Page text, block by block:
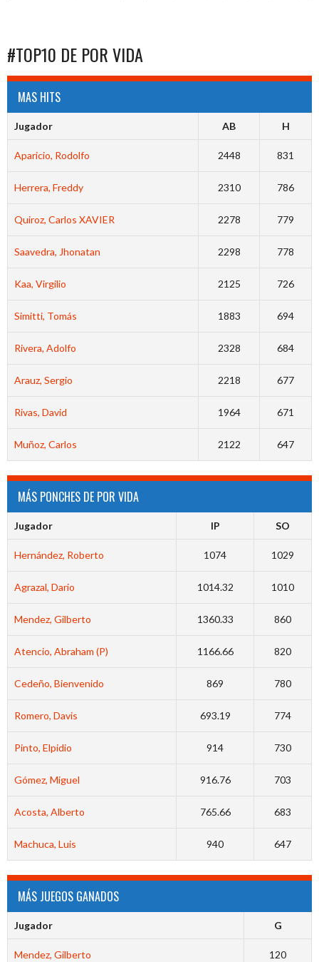
#TOP10 DE POR VIDA
MAS HITS
Jugador AB H
Aparicio, Rodolfo 2448 831
Herrera, Freddy 2310 786
Quiroz, Carlos XAVIER 2278 779
Saavedra, Jhonatan 2298 778
Kaa, Virgilio 2125 726
Simitti, Tomás 1883 694
Rivera, Adolfo 2328 684
Arauz, Sergio 2218 677
Rivas, David 1964 671
Muñoz, Carlos 2122 647
MÁS PONCHES DE POR VIDA
Jugador IP SO
Hernández, Roberto 1074 1029
Agrazal, Dario 1014.32 1010
Mendez, Gilberto 1360.33 860
Atencio, Abraham (P) 1166.66 820
Cedeño, Bienvenido 869 780
Romero, Davis 693.19 774
Pinto, Elpidio 914 730
Gómez, Miguel 916.76 703
Acosta, Alberto 765.66 683
Machuca, Luis 940 647
MÁS JUEGOS GANADOS
Jugador G
Mendez, Gilberto 120